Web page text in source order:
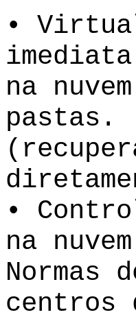
•
na
pastas.
•
na
Normas
centros